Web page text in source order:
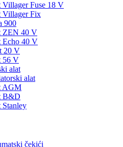
Villager Fuse 18 V
Villager Fix
900
ZEN 40 V
Echo 40 V
20 V
56 V
alat
alat
AGM
B&D
Stanley
čekići